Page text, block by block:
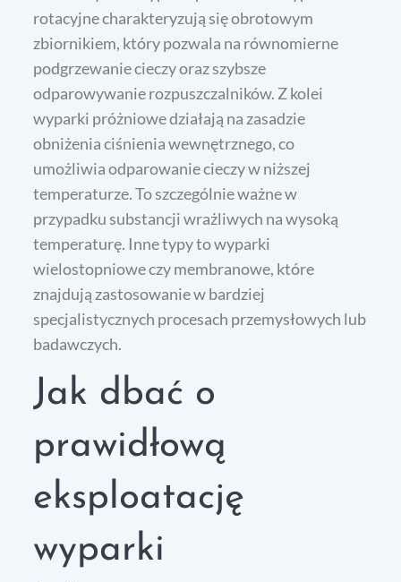
rotacyjne charakteryzują się obrotowym
zbiornikiem, który pozwala na równomierne
podgrzewanie cieczy oraz szybsze
odparowywanie rozpuszczalników. Z kolei
wyparki próżniowe działają na zasadzie
obniżenia ciśnienia wewnętrznego, co
umożliwia odparowanie cieczy w niższej
temperaturze. To szczególnie ważne w
przypadku substancji wrażliwych na wysoką
temperaturę. Inne typy to wyparki
wielostopniowe czy membranowe, które
znajdują zastosowanie w bardziej
specjalistycznych procesach przemysłowych lub
badawczych.
Jak dbać o
prawidłową
eksploatację
wyparki